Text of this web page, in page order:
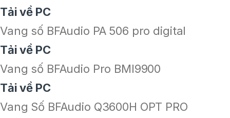
Tải về PC
Vang số BFAudio PA 506 pro digital
Tải về PC
Vang số BFAudio Pro BMI9900
Tải về PC
Vang Số BFAudio Q3600H OPT PRO